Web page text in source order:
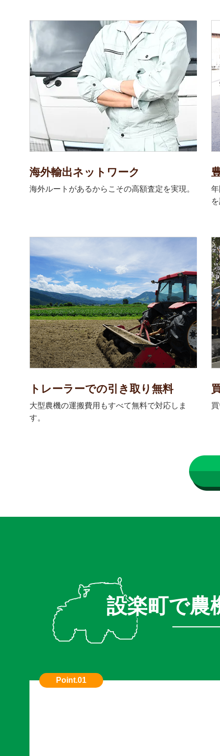
海外輸出ネットワーク
海外ルートがあるからこその高額査定を実現。
トレーラーでの引き取り無料
大型農機の運搬費用もすべて無料で対応しま
す。
設楽町で農